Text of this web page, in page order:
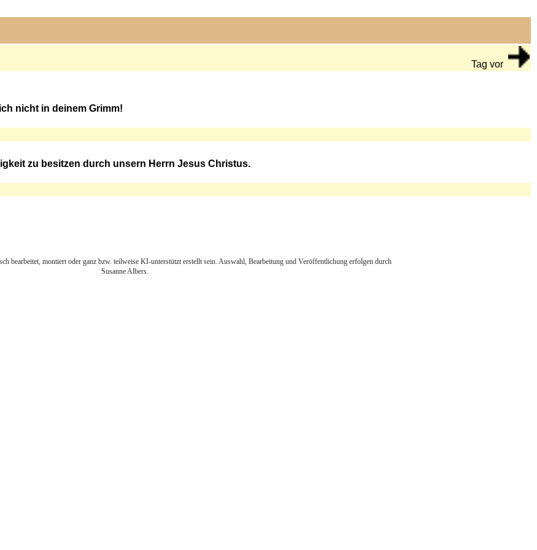
Tag vor
nicht in deinem Grimm!
zu besitzen durch unsern Herrn Jesus Christus.
bearbeitet, montiert oder ganz bzw. teilweise KI-unterstützt erstellt sein. Auswahl, Bearbeitung und Veröffentlichung erfolgen durch
Susanne Albers.